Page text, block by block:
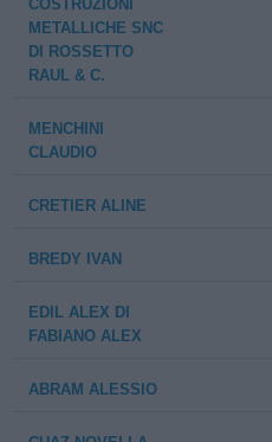
COSTRUZIONI
METALLICHE SNC
DI ROSSETTO
RAUL & C.
MENCHINI
CLAUDIO
CRETIER ALINE
BREDY IVAN
EDIL ALEX DI
FABIANO ALEX
ABRAM ALESSIO